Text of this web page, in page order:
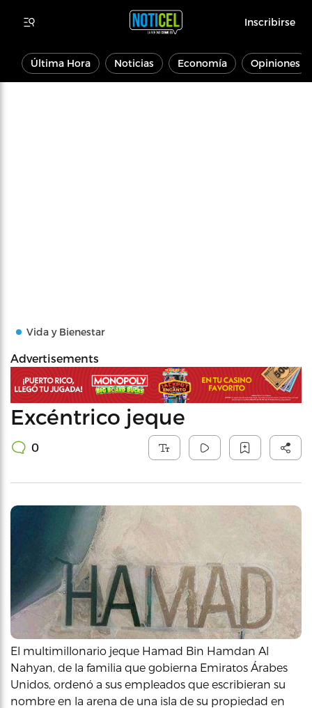
Inscribirse
Última Hora Noticias Economía Opiniones
Vida y Bienestar
Advertisements
Excéntrico jeque
0
El multimillonario jeque Hamad Bin Hamdan Al
Nahyan, de la familia que gobierna Emiratos Árabes
Unidos, ordenó a sus empleados que escribieran su
nombre en la arena de una isla de su propiedad en